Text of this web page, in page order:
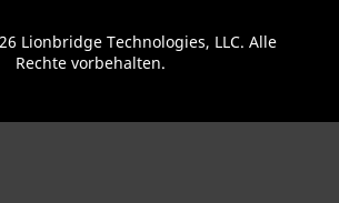
Lionbridge Technologies, LLC. Alle
Rechte vorbehalten.